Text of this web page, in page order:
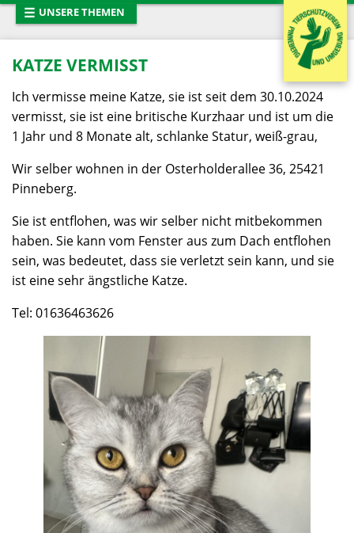
Startseite
Tiervermittlung
Entlaufene Tiere
Tiertafel
Mitglied werden
Tierhaltung
Spendenaufruf
Presse
Das Team
Pinnwand
Kontakt
☰ UNSERE THEMEN
KATZE VERMISST
Ich vermisse meine Katze, sie ist seit dem 30.10.2024
vermisst, sie ist eine britische Kurzhaar und ist um die
1 Jahr und 8 Monate alt, schlanke Statur, weiß-grau,
Wir selber wohnen in der Osterholderallee 36, 25421
Pinneberg.
Sie ist entflohen, was wir selber nicht mitbekommen
haben. Sie kann vom Fenster aus zum Dach entflohen
sein, was bedeutet, dass sie verletzt sein kann, und sie
ist eine sehr ängstliche Katze.
Tel: 01636463626